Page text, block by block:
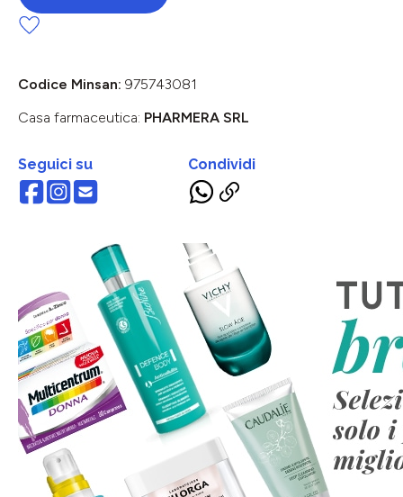
Codice Minsan: 975743081
Casa farmaceutica: PHARMERA SRL
Seguici su Condividi